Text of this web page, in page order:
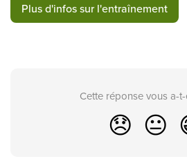
Plus d'infos sur l'entraînement
Cette réponse vous a-
😞 😐